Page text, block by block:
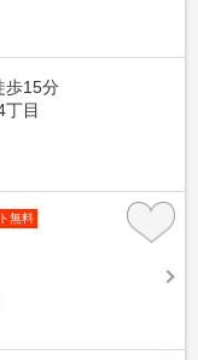
歩15分
目
無料